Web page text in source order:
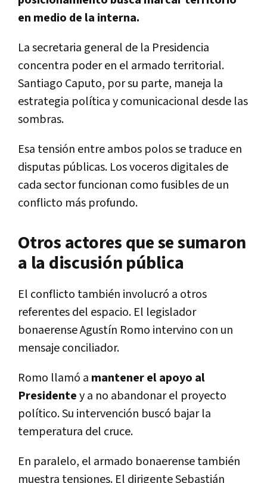
en medio de la interna.
La secretaria general de la Presidencia
concentra poder en el armado territorial.
Santiago Caputo, por su parte, maneja la
estrategia política y comunicacional desde las
sombras.
Esa tensión entre ambos polos se traduce en
disputas públicas. Los voceros digitales de
cada sector funcionan como fusibles de un
conflicto más profundo.
Otros actores que se sumaron
a la discusión pública
El conflicto también involucró a otros
referentes del espacio. El legislador
bonaerense Agustín Romo intervino con un
mensaje conciliador.
Romo llamó a mantener el apoyo al
Presidentey a no abandonar el proyecto
político. Su intervención buscó bajar la
temperatura del cruce.
En paralelo, el armado bonaerense también
muestra tensiones. El dirigente Sebastián